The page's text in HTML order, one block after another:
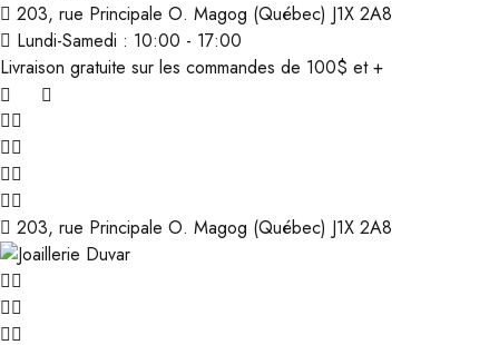
203, rue Principale O. Magog (Québec) J1X 2A8
Lundi-Samedi : 10:00 - 17:00
Livraison gratuite sur les commandes de 100$ et +
203, rue Principale O. Magog (Québec) J1X 2A8